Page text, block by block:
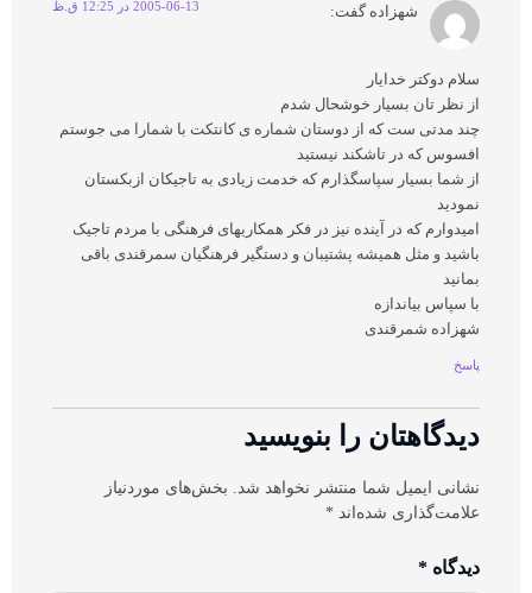
شهزاده گفت: 2005-06-13 در 12:25 ق.ظ
سلام دوکتر خدایار
از نظر تان بسیار خوشحال شدم
چند مدتی ست که از دوستان شماره ی کانتکت با شمارا می جوستم
افسوس که در تاشکند نیستید
از شما بسیار سپاسگذارم که خدمت زیادی به تاجیکان ازبکستان
نمودید
امیدوارم که در آینده نیز در فکر همکاریهای فرهنگی با مردم تاجیک
باشید و مثل همیشه پشتیبان و دستگیر فرهنگیان سمرقندی باقی
بمانید
با سپاس بیاندازه
شهزاده شمرقندی
پاسخ
دیدگاهتان را بنویسید
نشانی ایمیل شما منتشر نخواهد شد. بخش‌های موردنیاز
علامت‌گذاری شده‌اند *
دیدگاه*